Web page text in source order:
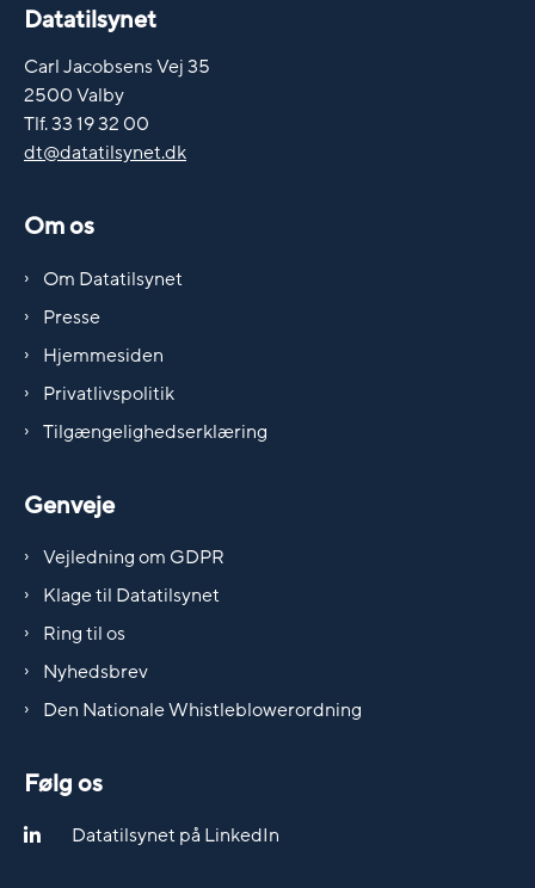
Datatilsynet
Carl Jacobsens Vej 35
2500 Valby
Tlf. 33 19 32 00
dt@datatilsynet.dk
Om os
Om Datatilsynet
Presse
Hjemmesiden
Privatlivspolitik
Tilgængelighedserklæring
Genveje
Vejledning om GDPR
Klage til Datatilsynet
Ring til os
Nyhedsbrev
Den Nationale Whistleblowerordning
Følg os
Datatilsynet på LinkedIn